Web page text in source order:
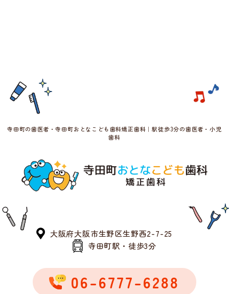
寺田町の歯医者・寺田町おとなこども歯科矯正歯科｜駅徒歩3分の歯医者・小児
歯科
大阪府大阪市生野区生野西2-7-25
寺田町駅・徒歩3分
06-6777-6288